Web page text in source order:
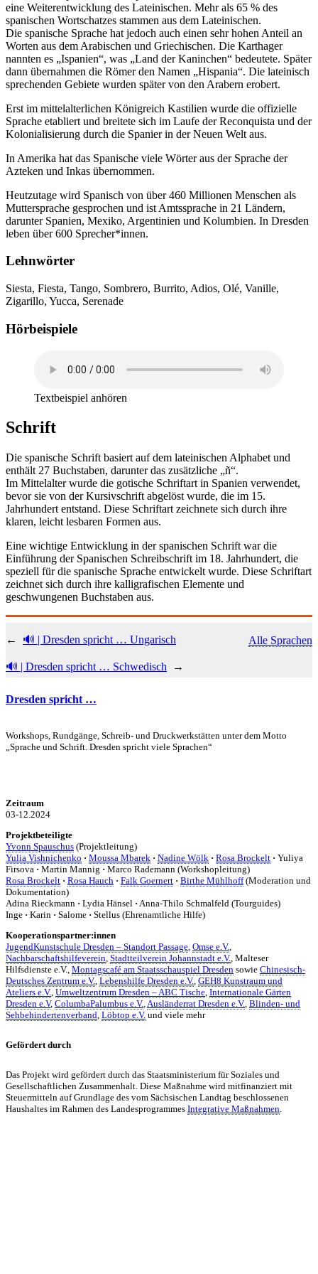
eine Weiterentwicklung des Lateinischen. Mehr als 65 % des
spanischen Wortschatzes stammen aus dem Lateinischen.
Die spanische Sprache hat jedoch auch einen sehr hohen Anteil an
Worten aus dem Arabischen und Griechischen. Die Karthager
nannten es „Ispanien“, was „Land der Kaninchen“ bedeutete. Später
dann übernahmen die Römer den Namen „Hispania“. Die lateinisch
sprechenden Gebiete wurden später von den Arabern erobert.
Erst im mittelalterlichen Königreich Kastilien wurde die offizielle
Sprache etabliert und breitete sich im Laufe der Reconquista und der
Kolonialisierung durch die Spanier in der Neuen Welt aus.
In Amerika hat das Spanische viele Wörter aus der Sprache der
Azteken und Inkas übernommen.
Heutzutage wird Spanisch von über 460 Millionen Menschen als
Muttersprache gesprochen und ist Amtssprache in 21 Ländern,
darunter Spanien, Mexiko, Argentinien und Kolumbien. In Dresden
leben über 600 Sprecher*innen.
Lehnwörter
Siesta, Fiesta, Tango, Sombrero, Burrito, Adios, Olé, Vanille,
Zigarillo, Yucca, Serenade
Hörbeispiele
Textbeispiel anhören
Schrift
Die spanische Schrift basiert auf dem lateinischen Alphabet und
enthält 27 Buchstaben, darunter das zusätzliche „ñ“.
Im Mittelalter wurde die gotische Schriftart in Spanien verwendet,
bevor sie von der Kursivschrift abgelöst wurde, die im 15.
Jahrhundert entstand. Diese Schriftart zeichnete sich durch ihre
klaren, leicht lesbaren Formen aus.
Eine wichtige Entwicklung in der spanischen Schrift war die
Einführung der Spanischen Schreibschrift im 18. Jahrhundert, die
speziell für die spanische Sprache entwickelt wurde. Diese Schriftart
zeichnet sich durch ihre kalligrafischen Elemente und
geschwungenen Buchstaben aus.
← 🔊 | Dresden spricht … Ungarisch Alle Sprachen
🔊 | Dresden spricht … Schwedisch →
Dresden spricht …
Workshops, Rundgänge, Schreib- und Druckwerkstätten unter dem Motto
„Sprache und Schrift. Dresden spricht viele Sprachen“
Zeitraum
03-12.2024
Projektbeteiligte
Yvonn Spauschus (Projektleitung)
Yulia Vishnichenko · Moussa Mbarek · Nadine Wölk · Rosa Brockelt · Yuliya
Firsova · Martin Mannig · Marco Rademann (Workshopleitung)
Rosa Brockelt · Rosa Hauch · Falk Goernert · Birthe Mühlhoff(Moderation und
Dokumentation)
Adina Rieckmann · Lydia Hänsel · Anna-Thilo Schmalfeld (Tourguides)
Inge · Karin · Salome · Stellus (Ehrenamtliche Hilfe)
Kooperationspartner:innen
JugendKunstschule Dresden – Standort Passage Omse e.V.
Nachbarschaftshilfeverein Stadtteilverein Johannstadt e.V. , Malteser
Hilfsdienste e.V., Montagscafé am Staatsschauspiel Dresden sowie Chinesisch-
Deutsches Zentrum e.V. Lebenshilfe Dresden e.V. GEH8 Kunstraum und
Ateliers e.V. Umweltzentrum Dresden – ABC Tische Internationale Gärten
Dresden e.V, ColumbaPalumbus e.V. Ausländerrat Dresden e.V. Blinden- und
Sehbehindertenverband Löbtop e.V. und viele mehr
Gefördert durch
Das Projekt wird gefördert durch das Staatsministerium für Soziales und
Gesellschaftlichen Zusammenhalt. Diese Maßnahme wird mitfinanziert mit
Steuermitteln auf Grundlage des vom Sächsischen Landtag beschlossenen
Haushaltes im Rahmen des Landesprogrammes Integrative Maßnahmen